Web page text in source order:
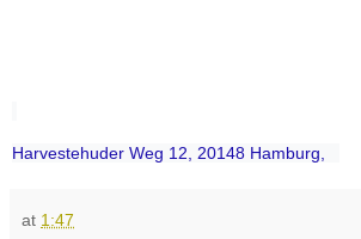
Harvestehuder Weg 12, 20148 Hamburg,
at 1:47